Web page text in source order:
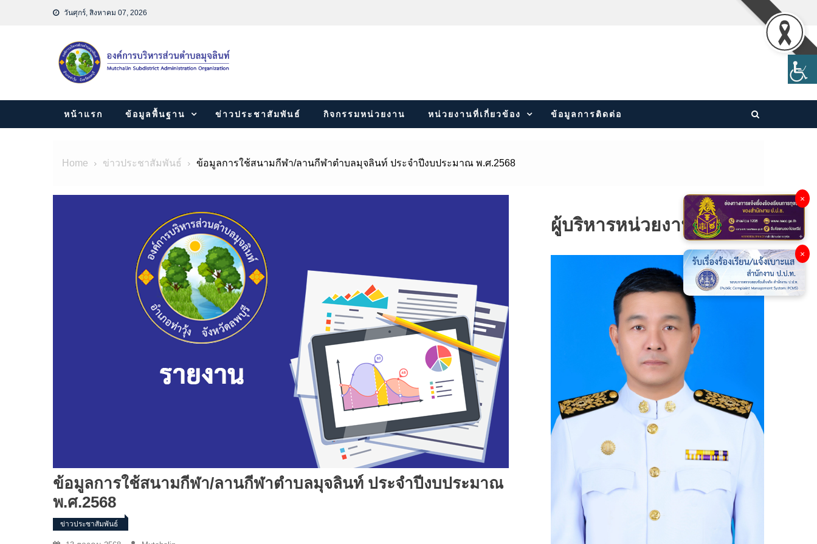
วันศุกร์, สิงหาคม 07, 2026
หน้าแรก ข้อมูลพื้นฐาน ข่าวประชาสัมพันธ์ กิจกรรมหน่วยงาน หน่วยงานที่เกี่ยวข้อง ข้อมูลการติดต่อ
Home ข่าวประชาสัมพันธ์ ข้อมูลการใช้สนามกีฬา/ลานกีฬาตำบลมุจลินท์ ประจำปีงบประมาณ พ.ศ.2568
ข้อมูลการใช้สนามกีฬา/ลานกีฬาตำบลมุจลินท์ ประจำปีงบประมาณ
พ.ศ.2568
ข่าวประชาสัมพันธ์
ผู้บริหารหน่วยงาน
×
×